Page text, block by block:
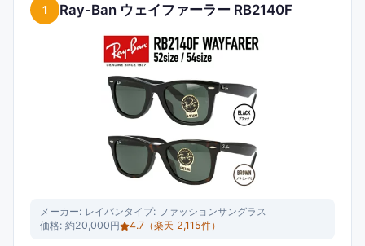
1 Ray-Ban ウェイファーラー RB2140F
メーカー: レイバンタイプ: ファッションサングラス
価格: 約20,000円 4.7 （楽天 2,115件）